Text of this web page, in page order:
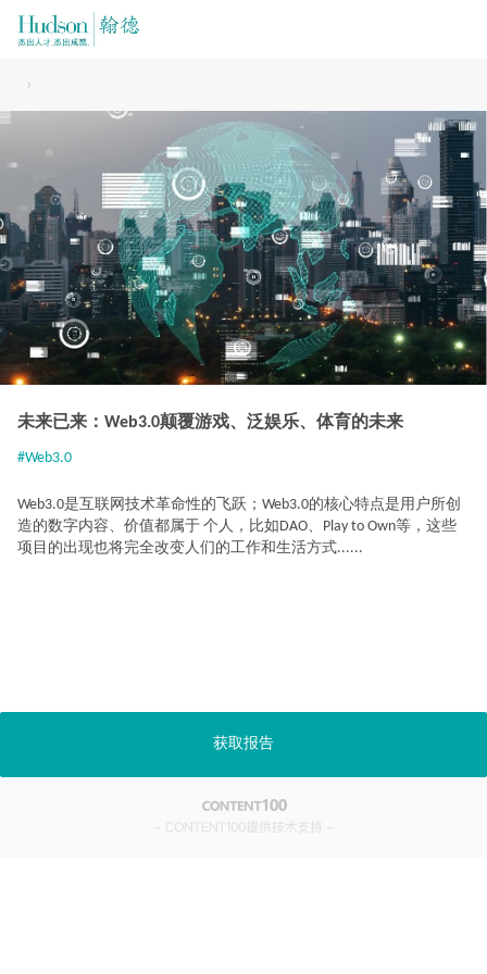
›
未来已来：Web3.0颠覆游戏、泛娱乐、体育的未来
#Web3.0
Web3.0是互联网技术革命性的飞跃；Web3.0的核心特点是用户所创
造的数字内容、价值都属于 个人，比如DAO、Play to Own等，这些
项目的出现也将完全改变人们的工作和生活方式......
获取报告